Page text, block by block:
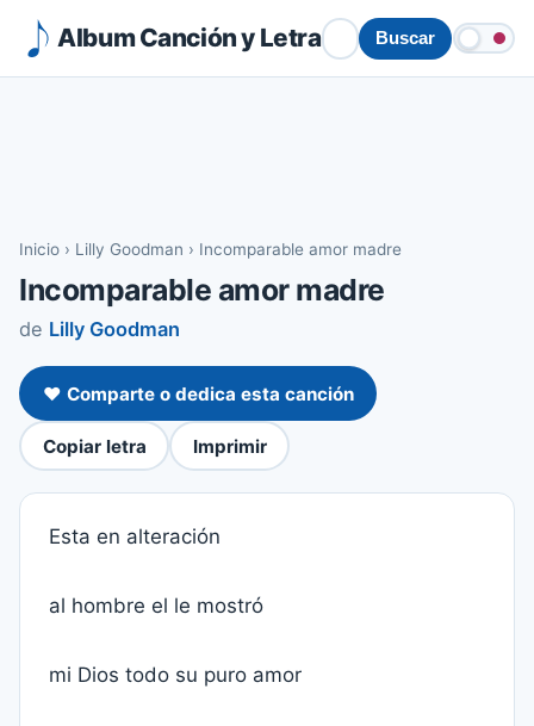
Album Canción y Letra Buscar
Inicio › Lilly Goodman › Incomparable amor madre
Incomparable amor madre
de Lilly Goodman
❤️ Comparte o dedica esta canción
Copiar letra Imprimir
Esta en alteración
al hombre el le mostró
mi Dios todo su puro amor